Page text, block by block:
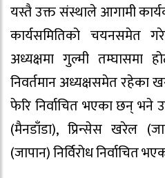
यस्तै उक्त संस्थाले आगामी
कार्यसमितिको चयनसमेत
अध्यक्षमा गुल्मी तम्घासमा
निवर्तमान अध्यक्षसमेत रहेका
फेरि निर्वाचित भएका छन् भने
(मैनडाँडा), प्रिन्सेस खरेल
(जापान) निर्विरोध निर्वाचित